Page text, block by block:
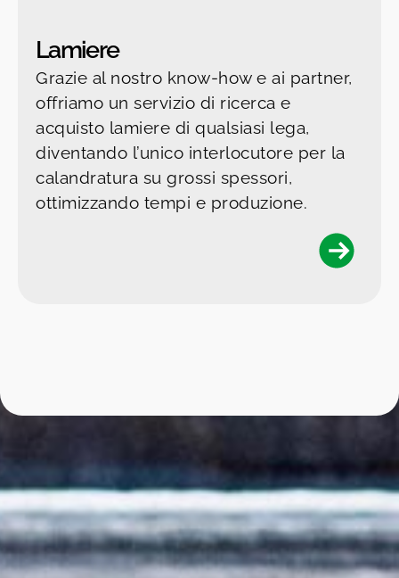
Lamiere
Grazie al nostro know-how e ai partner,
offriamo un servizio di ricerca e
acquisto lamiere di qualsiasi lega,
diventando l’unico interlocutore per la
calandratura su grossi spessori,
ottimizzando tempi e produzione.